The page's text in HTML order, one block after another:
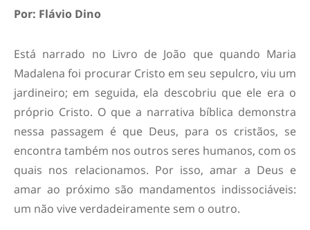
Por: Flávio Dino
Está narrado no Livro de João que quando Maria
Madalena foi procurar Cristo em seu sepulcro, viu um
jardineiro; em seguida, ela descobriu que ele era o
próprio Cristo. O que a narrativa bíblica demonstra
nessa passagem é que Deus, para os cristãos, se
encontra também nos outros seres humanos, com os
quais nos relacionamos. Por isso, amar a Deus e
amar ao próximo são mandamentos indissociáveis:
um não vive verdadeiramente sem o outro.